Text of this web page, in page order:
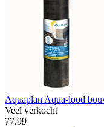
Aquaplan Aqua-lood
Veel verkocht
77.99